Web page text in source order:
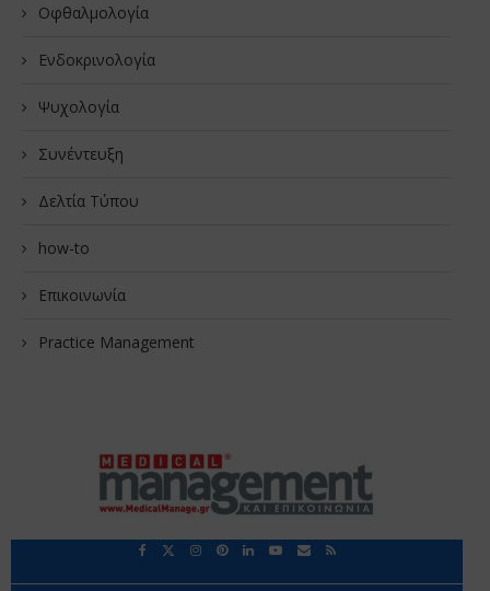
Οφθαλμολογία
Ενδοκρινολογία
Ψυχολογία
Συνέντευξη
Δελτία Τύπου
how-to
Επικοινωνία
Practice Management